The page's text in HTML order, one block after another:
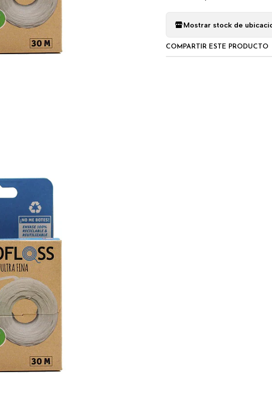
Mostrar stock de
COMPARTIR ESTE PRODUCTO